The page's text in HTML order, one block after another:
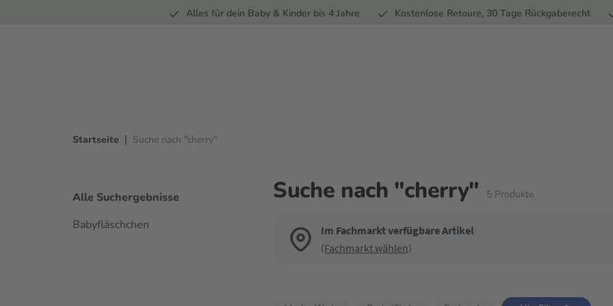
Zur Hauptnavigation springen Alles für dein Baby & Kinder bis 4 Jahre Kostenlose Retoure, 30 Tage Rückgaberecht
Startseite | Suche nach "cherry"
Alle Suchergebnisse
Babyfläschchen
Suche nach "cherry" 5Produkte
Im Fachmarkt verfügbare Artikel
(Fachmarkt wählen)
Verwende die Filter, um die Produktliste nach deinen Wünschen einzugrenzen.